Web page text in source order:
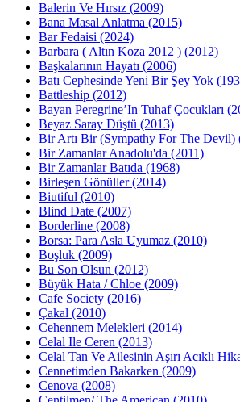
Balerin Ve Hırsız (2009)
Bana Masal Anlatma (2015)
Bar Fedaisi (2024)
Barbara ( Altın Koza 2012 ) (2012)
Başkalarının Hayatı (2006)
Batı Cephesinde Yeni Bir Şey Yok
Battleship (2012)
Bayan Peregrine’In Tuhaf Çocukları
Beyaz Saray Düştü (2013)
Bir Artı Bir (Sympathy For The Devil)
Bir Zamanlar Anadolu'da (2011)
Bir Zamanlar Batıda (1968)
Birleşen Gönüller (2014)
Biutiful (2010)
Blind Date (2007)
Borderline (2008)
Borsa: Para Asla Uyumaz (2010)
Boşluk (2009)
Bu Son Olsun (2012)
Büyük Hata / Chloe (2009)
Cafe Society (2016)
Çakal (2010)
Cehennem Melekleri (2014)
Celal Ile Ceren (2013)
Celal Tan Ve Ailesinin Aşırı Acıklı
Cennetimden Bakarken (2009)
Cenova (2008)